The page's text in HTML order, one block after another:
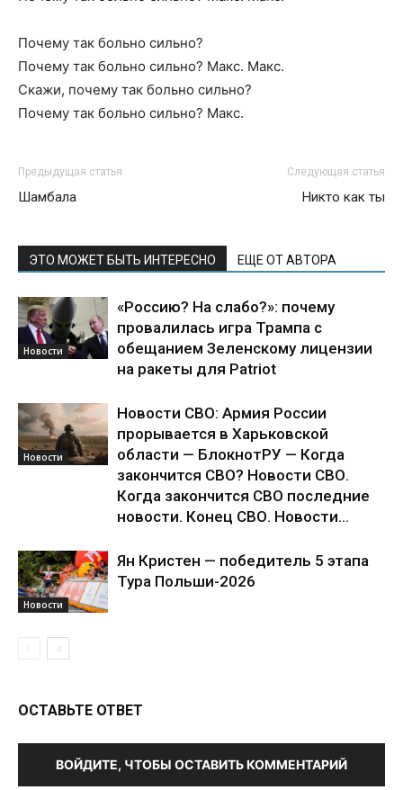
Почему так больно сильно?
Почему так больно сильно? Макс. Макс.
Скажи, почему так больно сильно?
Почему так больно сильно? Макс.
Предыдущая статья
Шамбала
Следующая статья
Никто как ты
ЭТО МОЖЕТ БЫТЬ ИНТЕРЕСНО ЕЩЕ ОТ АВТОРА
Новости
«Россию? На слабо?»: почему
провалилась игра Трампа с
обещанием Зеленскому лицензии
на ракеты для Patriot
Новости
Новости СВО: Армия России
прорывается в Харьковской
области — БлокнотРУ — Когда
закончится СВО? Новости СВО.
Когда закончится СВО последние
новости. Конец СВО. Новости...
Новости
Ян Кристен — победитель 5 этапа
Тура Польши-2026
ОСТАВЬТЕ ОТВЕТ
ВОЙДИТЕ, ЧТОБЫ ОСТАВИТЬ КОММЕНТАРИЙ